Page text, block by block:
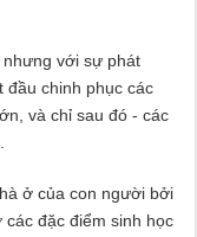
với sự phát
đầu chinh phục các
và chỉ sau đó - các
ở của con người bởi
đặc điểm sinh học